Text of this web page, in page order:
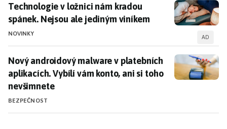
Technologie v ložnici nám kradou spánek. Nejsou
Technologie v ložnici nám kradou
spánek. Nejsou ale jediným viníkem
NOVINKY AD
Nový androidový malware v platebních aplikacích.
Nový androidový malware v platebních
aplikacích. Vybílí vám konto, ani si toho
nevšimnete
BEZPEČNOST